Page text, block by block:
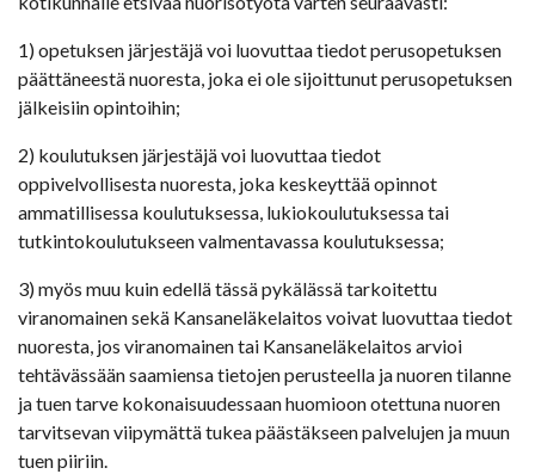
1) opetuksen järjestäjä voi luovuttaa tiedot perusopetuksen
päättäneestä nuoresta, joka ei ole sijoittunut perusopetuksen
jälkeisiin opintoihin;
2) koulutuksen järjestäjä voi luovuttaa tiedot
oppivelvollisesta nuoresta, joka keskeyttää opinnot
ammatillisessa koulutuksessa, lukiokoulutuksessa tai
tutkintokoulutukseen valmentavassa koulutuksessa;
3) myös muu kuin edellä tässä pykälässä tarkoitettu
viranomainen sekä Kansaneläkelaitos voivat luovuttaa tiedot
nuoresta, jos viranomainen tai Kansaneläkelaitos arvioi
tehtävässään saamiensa tietojen perusteella ja nuoren tilanne
ja tuen tarve kokonaisuudessaan huomioon otettuna nuoren
tarvitsevan viipymättä tukea päästäkseen palvelujen ja muun
tuen piiriin.